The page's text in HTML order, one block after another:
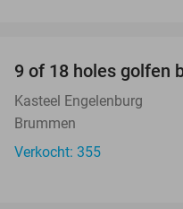
9 of 18 holes golfen
Kasteel Engelenburg
Brummen
Verkocht: 355